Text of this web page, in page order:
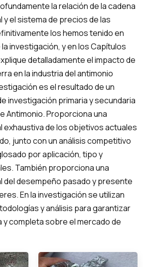
la relación de la cadena
y el sistema de precios de las
los hemos tenido en
investigación, y en los Capítulos
explique detalladamente el impacto de
en la industria del antimonio
es el resultado de un
investigación primaria y secundaria
Antimonio. Proporciona una
exhaustiva de los objetivos actuales
junto con un análisis competitivo
por aplicación, tipo y
También proporciona una
del desempeño pasado y presente
En la investigación se utilizan
y análisis para garantizar
completa sobre el mercado de